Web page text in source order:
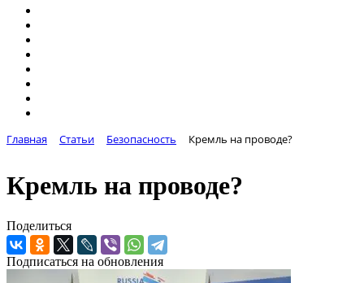
Главная Статьи Безопасность Кремль на проводе?
Кремль на проводе?
Поделиться
Подписаться на обновления